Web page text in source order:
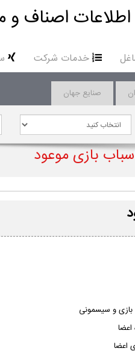
اصناف و
خدمات شرکت
صنایع جهان
بازی موعود
بازی و سیسمونی
اعضا